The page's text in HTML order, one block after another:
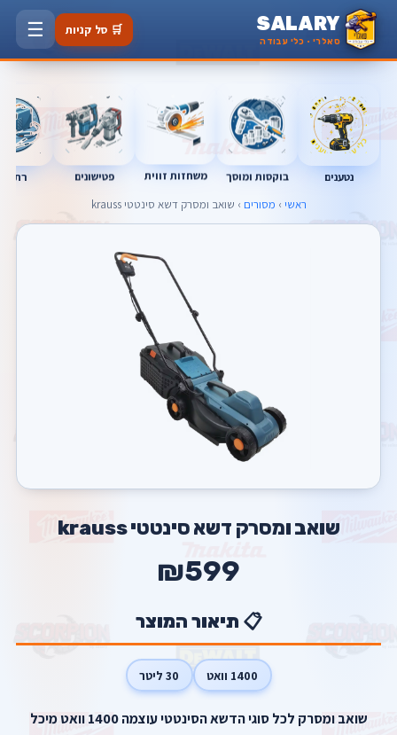
SALARY
סאלרי · כלי עבודה
🛒 סל קניות ☰
נטענים בוקסות ומוסך משחזות זווית פטישונים
ראשי › מסורים › שואב ומסרק דשא סינטטי krauss
שואב ומסרק דשא סינטטי krauss
₪599
📋 תיאור המוצר
1400 וואט 30 ליטר
שואב ומסרק לכל סוגי הדשא הסינטטי עוצמה 1400 וואט מיכל